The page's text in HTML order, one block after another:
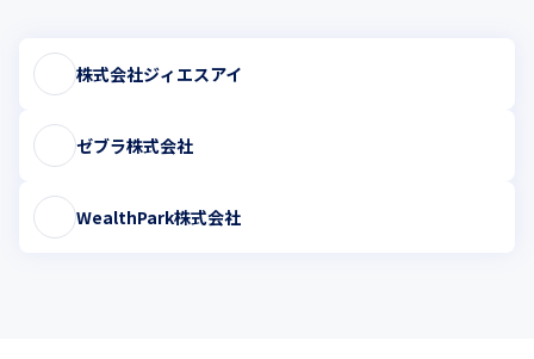
株式会社ジィエスアイ
ゼブラ株式会社
WealthPark株式会社